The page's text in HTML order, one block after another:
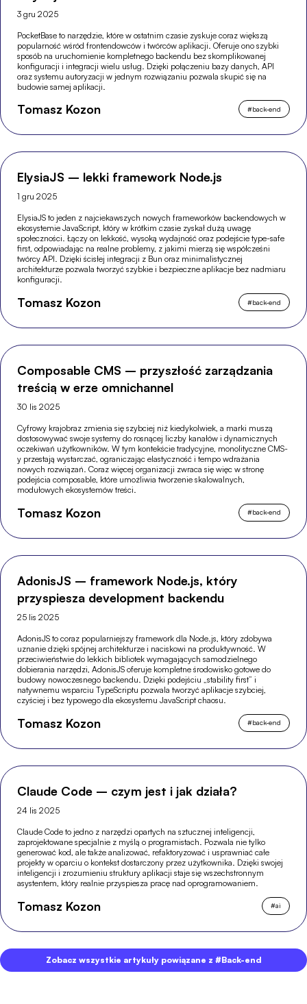
3 gru 2025
PocketBase to narzędzie, które w ostatnim czasie zyskuje coraz większą
popularność wśród frontendowców i twórców aplikacji. Oferuje ono szybki
sposób na uruchomienie kompletnego backendu bez skomplikowanej
konfiguracji i integracji wielu usług. Dzięki połączeniu bazy danych, API
oraz systemu autoryzacji w jednym rozwiązaniu pozwala skupić się na
budowie samej aplikacji.
Tomasz Kozon #back-end
ElysiaJS – lekki framework Node.js
1 gru 2025
ElysiaJS to jeden z najciekawszych nowych frameworków backendowych w
ekosystemie JavaScript, który w krótkim czasie zyskał dużą uwagę
społeczności. Łączy on lekkość, wysoką wydajność oraz podejście type-safe
first, odpowiadając na realne problemy, z jakimi mierzą się współcześni
twórcy API. Dzięki ścisłej integracji z Bun oraz minimalistycznej
architekturze pozwala tworzyć szybkie i bezpieczne aplikacje bez nadmiaru
konfiguracji.
Tomasz Kozon #back-end
Composable CMS – przyszłość zarządzania
treścią w erze omnichannel
30 lis 2025
Cyfrowy krajobraz zmienia się szybciej niż kiedykolwiek, a marki muszą
dostosowywać swoje systemy do rosnącej liczby kanałów i dynamicznych
oczekiwań użytkowników. W tym kontekście tradycyjne, monolityczne CMS-
y przestają wystarczać, ograniczając elastyczność i tempo wdrażania
nowych rozwiązań. Coraz więcej organizacji zwraca się więc w stronę
podejścia composable, które umożliwia tworzenie skalowalnych,
modułowych ekosystemów treści.
Tomasz Kozon #back-end
AdonisJS – framework Node.js, który
przyspiesza development backendu
25 lis 2025
AdonisJS to coraz popularniejszy framework dla Node.js, który zdobywa
uznanie dzięki spójnej architekturze i naciskowi na produktywność. W
przeciwieństwie do lekkich bibliotek wymagających samodzielnego
dobierania narzędzi, AdonisJS oferuje kompletne środowisko gotowe do
budowy nowoczesnego backendu. Dzięki podejściu „stability first” i
natywnemu wsparciu TypeScriptu pozwala tworzyć aplikacje szybciej,
czyściej i bez typowego dla ekosystemu JavaScript chaosu.
Tomasz Kozon #back-end
Claude Code – czym jest i jak działa?
24 lis 2025
Claude Code to jedno z narzędzi opartych na sztucznej inteligencji,
zaprojektowane specjalnie z myślą o programistach. Pozwala nie tylko
generować kod, ale także analizować, refaktoryzować i usprawniać całe
projekty w oparciu o kontekst dostarczony przez użytkownika. Dzięki swojej
inteligencji i zrozumieniu struktury aplikacji staje się wszechstronnym
asystentem, który realnie przyspiesza pracę nad oprogramowaniem.
Tomasz Kozon #ai
Zobacz wszystkie artykuły powiązane z #Back-end